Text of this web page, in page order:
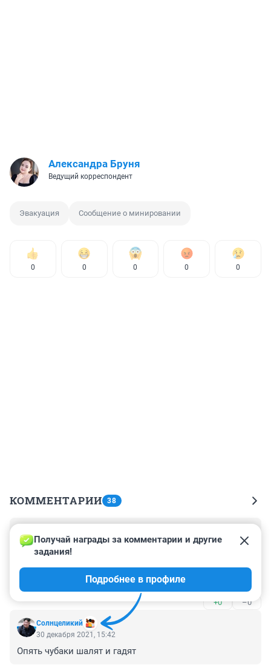
Александра Бруня
Ведущий корреспондент
Эвакуация Сообщение о минировании
0 0 0 0 0
КОММЕНТАРИИ 38
31 декабря 2021, 10:55
Сначала учения проводились в Красноярске, теперь в
Новосибирске. Это что за "минирования"? Почему не
ищут и не находят тогда тех, кто"звонит"? Одно из
двух: или нас за дураков держат, или это средство
нас нервировать.
+0 –0
Солнцеликий
Получай награды за комментарии и другие
задания!
Подробнее в профиле
30 декабря 2021, 15:42
Опять чубаки шалят и гадят